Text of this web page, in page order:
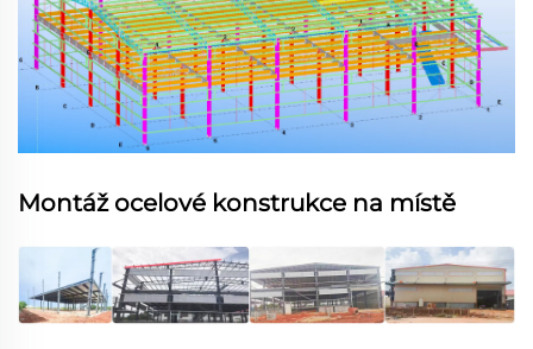
Montáž ocelové konstrukce na místě